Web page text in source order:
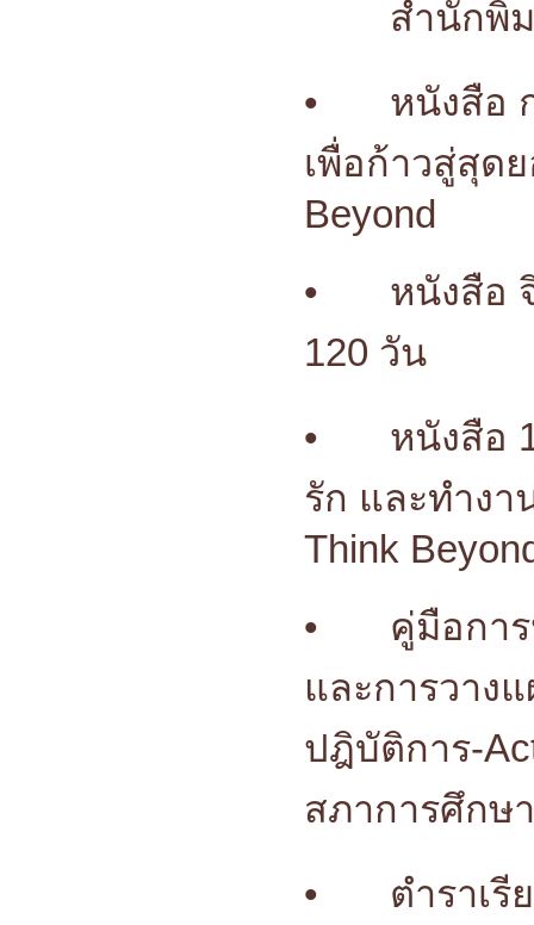
สำนักพิ
•
หนังสือ
เพื่อก้าวสู่สุด
Beyond
•
หนังสือ
120 วัน
•
หนังสือ
รัก และทำงา
Think
•
คู่มือกา
และการวาง
ปฎิบัติการ-
สภาการศึกษ
•
ตำราเ